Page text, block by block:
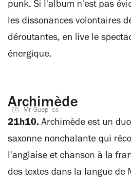
punk. Si l'album n'est pas
les dissonances volontaires
déroutantes, en live le
énergique.
Archimède
Mr Guep -cc
21h10. Archimède est un
saxonne nonchalante qui
l'anglaise et chanson à la
des textes dans la langue de